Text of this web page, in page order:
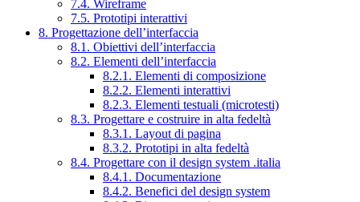
7.4. Wireframe
7.5. Prototipi interattivi
8. Progettazione dell’interfaccia
8.1. Obiettivi dell’interfaccia
8.2. Elementi dell’interfaccia
8.2.1. Elementi di composizione
8.2.2. Elementi interattivi
8.2.3. Elementi testuali (microtesti)
8.3. Progettare e costruire in alta fedeltà
8.3.1. Layout di pagina
8.3.2. Prototipi in alta fedeltà
8.4. Progettare con il design system .italia
8.4.1. Documentazione
8.4.2. Benefici del design system